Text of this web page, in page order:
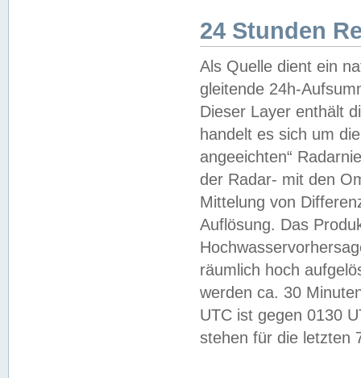
24 Stunden
Als Quelle dient ein
gleitende 24h-
Dieser Layer enthält
handelt es sich um
angeeichten“
der Radar- mit den
Mittelung von
Auflösung. Das
räumlich hoch
werden ca. 30
UTC ist gegen 0130
stehen für die letzten